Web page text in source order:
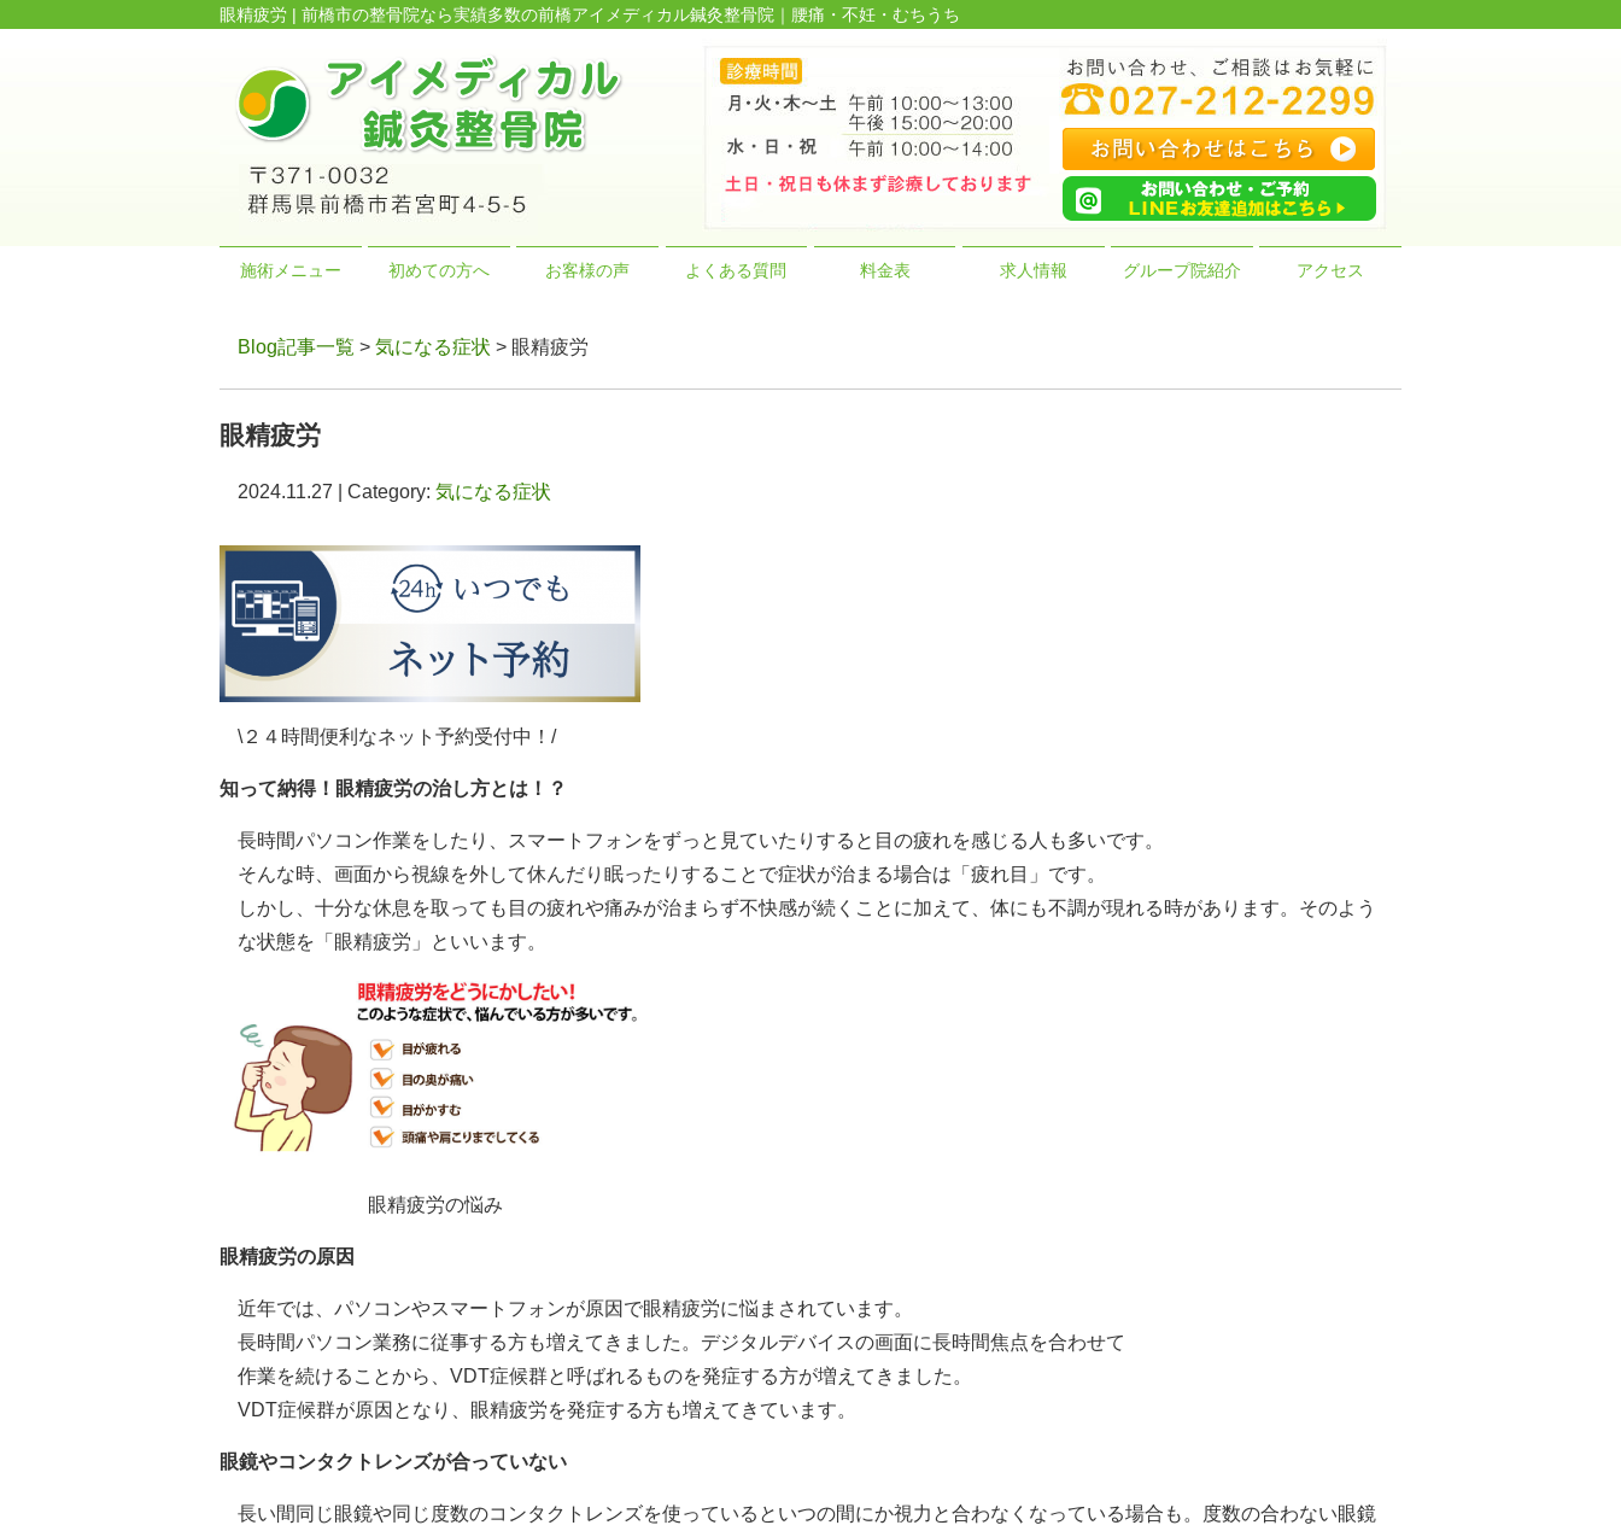
眼精疲労 | 前橋市の整骨院なら実績多数の前橋アイメディカル鍼灸整骨院｜腰痛・不妊・むちうち
施術メニュー 初めての方へ お客様の声 よくある質問 料金表 求人情報 グループ院紹介 アクセス
Blog記事一覧 > 気になる症状 > 眼精疲労
眼精疲労
2024.11.27 | Category: 気になる症状
\２４時間便利なネット予約受付中！/
知って納得！眼精疲労の治し方とは！？
長時間パソコン作業をしたり、スマートフォンをずっと見ていたりすると目の疲れを感じる人も多いです。
そんな時、画面から視線を外して休んだり眠ったりすることで症状が治まる場合は「疲れ目」です。
しかし、十分な休息を取っても目の疲れや痛みが治まらず不快感が続くことに加えて、体にも不調が現れる時があります。そのよう
な状態を「眼精疲労」といいます。
眼精疲労の悩み
眼精疲労の原因
近年では、パソコンやスマートフォンが原因で眼精疲労に悩まされています。
長時間パソコン業務に従事する方も増えてきました。デジタルデバイスの画面に長時間焦点を合わせて
作業を続けることから、VDT症候群と呼ばれるものを発症する方が増えてきました。
VDT症候群が原因となり、眼精疲労を発症する方も増えてきています。
眼鏡やコンタクトレンズが合っていない
長い間同じ眼鏡や同じ度数のコンタクトレンズを使っているといつの間にか視力と合わなくなっている場合も。度数の合わない眼鏡